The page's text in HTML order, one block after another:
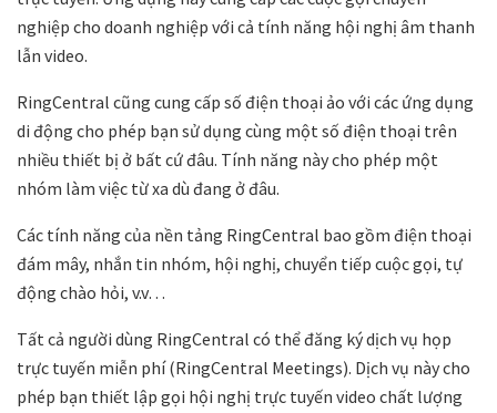
nghiệp cho doanh nghiệp với cả tính năng hội nghị âm thanh
lẫn video.
RingCentral cũng cung cấp số điện thoại ảo với các ứng dụng
di động cho phép bạn sử dụng cùng một số điện thoại trên
nhiều thiết bị ở bất cứ đâu. Tính năng này cho phép một
nhóm làm việc từ xa dù đang ở đâu.
Các tính năng của nền tảng RingCentral bao gồm điện thoại
đám mây, nhắn tin nhóm, hội nghị, chuyển tiếp cuộc gọi, tự
động chào hỏi, v.v…
Tất cả người dùng RingCentral có thể đăng ký dịch vụ họp
trực tuyến miễn phí (RingCentral Meetings). Dịch vụ này cho
phép bạn thiết lập gọi hội nghị trực tuyến video chất lượng